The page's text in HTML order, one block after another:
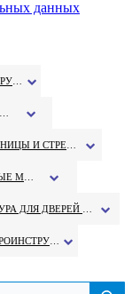
данных